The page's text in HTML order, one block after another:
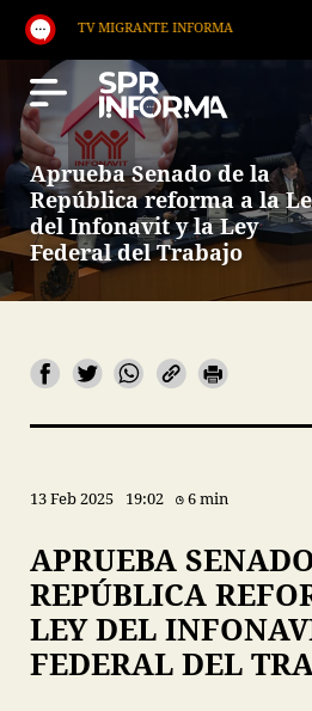
TV MIGRANTE INFORMA
Aprueba Senado de la
República reforma a la
del Infonavit y la Ley
Federal del Trabajo
13 Feb 2025 19:02 6 min
APRUEBA
REPÚBLICA
LEY DEL
FEDERAL DEL